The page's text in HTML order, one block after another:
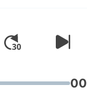
Ga naar